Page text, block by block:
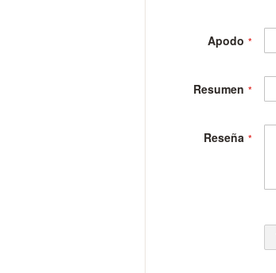
Apodo
Resumen
Reseña